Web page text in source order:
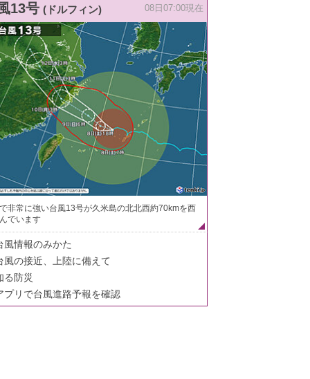
13号 (ドルフィン) 08日07:00現在
非常に強い台風13号が久米島の北北西約70kmを西
でいます
風情報のみかた
風の接近、上陸に備えて
る防災
プリで台風進路予報を確認